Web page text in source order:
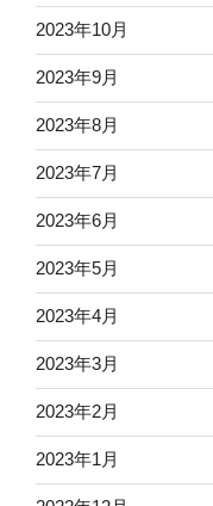
2023年10月
2023年9月
2023年8月
2023年7月
2023年6月
2023年5月
2023年4月
2023年3月
2023年2月
2023年1月